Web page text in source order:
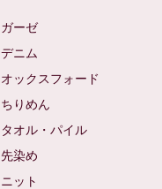
ガーゼ
デニム
オックスフォード
ちりめん
タオル・パイル
先染め
ニット